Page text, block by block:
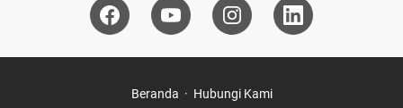
Beranda Hubungi Kami